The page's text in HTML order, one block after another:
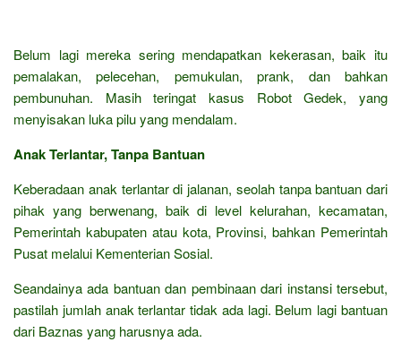
Belum lagi mereka sering mendapatkan kekerasan, baik itu
pemalakan, pelecehan, pemukulan, prank, dan bahkan
pembunuhan. Masih teringat kasus Robot Gedek, yang
menyisakan luka pilu yang mendalam.
Anak Terlantar, Tanpa Bantuan
Keberadaan anak terlantar di jalanan, seolah tanpa bantuan dari
pihak yang berwenang, baik di level kelurahan, kecamatan,
Pemerintah kabupaten atau kota, Provinsi, bahkan Pemerintah
Pusat melalui Kementerian Sosial.
Seandainya ada bantuan dan pembinaan dari instansi tersebut,
pastilah jumlah anak terlantar tidak ada lagi. Belum lagi bantuan
dari Baznas yang harusnya ada.